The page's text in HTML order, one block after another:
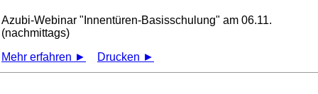
Azubi-Webinar Innentüren-Basisschulung
am 06.11.
(nachmittags)
Mehr erfahren ►
Drucken ►